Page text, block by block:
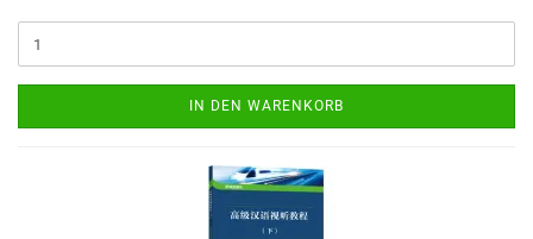
IN DEN WARENKORB